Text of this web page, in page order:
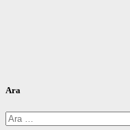
Ara
Arama: